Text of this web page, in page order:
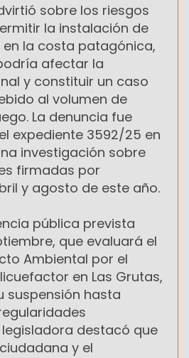
sobre los riesgos
la instalación de
la costa patagónica,
afectar la
y constituir un caso
al volumen de
La denuncia fue
expediente 3592/25 en
investigación sobre
firmadas por
y agosto de este año.
pública prevista
que evaluará el
Ambiental por el
en Las Grutas,
suspensión hasta
legisladora destacó que
y el